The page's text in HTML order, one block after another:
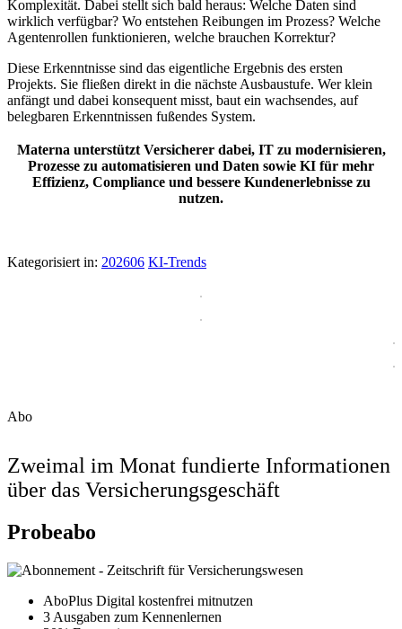
Komplexität. Dabei stellt sich bald heraus: Welche Daten sind
wirklich verfügbar? Wo entstehen Reibungen im Prozess? Welche
Agentenrollen funktionieren, welche brauchen Korrektur?
Diese Erkenntnisse sind das eigentliche Ergebnis des ersten
Projekts. Sie fließen direkt in die nächste Ausbaustufe. Wer klein
anfängt und dabei konsequent misst, baut ein wachsendes, auf
belegbaren Erkenntnissen fußendes System.
Materna unterstützt Versicherer dabei, IT zu modernisieren,
Prozesse zu automatisieren und Daten sowie KI für mehr
Effizienz, Compliance und bessere Kundenerlebnisse zu
nutzen.
Kategorisiert in: 202606 KI-Trends
Abo
Zweimal im Monat fundierte Informationen
über das Versicherungsgeschäft
Probeabo
AboPlus Digital kostenfrei mitnutzen
3 Ausgaben zum Kennenlernen